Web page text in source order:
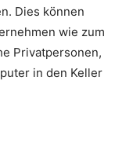
Dies können
wie zum
Privatpersonen,
in den Keller